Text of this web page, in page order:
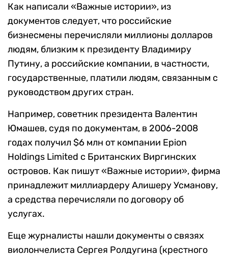
Как написали «Важные истории», из
документов следует, что российские
бизнесмены перечисляли миллионы долларов
людям, близким к президенту Владимиру
Путину, а российские компании, в частности,
государственные, платили людям, связанным с
руководством других стран.
Например, советник президента Валентин
Юмашев, судя по документам, в 2006-2008
годах получил $6 млн от компании Epion
Holdings Limited с Британских Виргинских
островов. Как пишут «Важные истории», фирма
принадлежит миллиардеру Алишеру Усманову,
а средства перечисляли по договору об
услугах.
Еще журналисты нашли документы о связях
виолончелиста Сергея Ролдугина (крестного